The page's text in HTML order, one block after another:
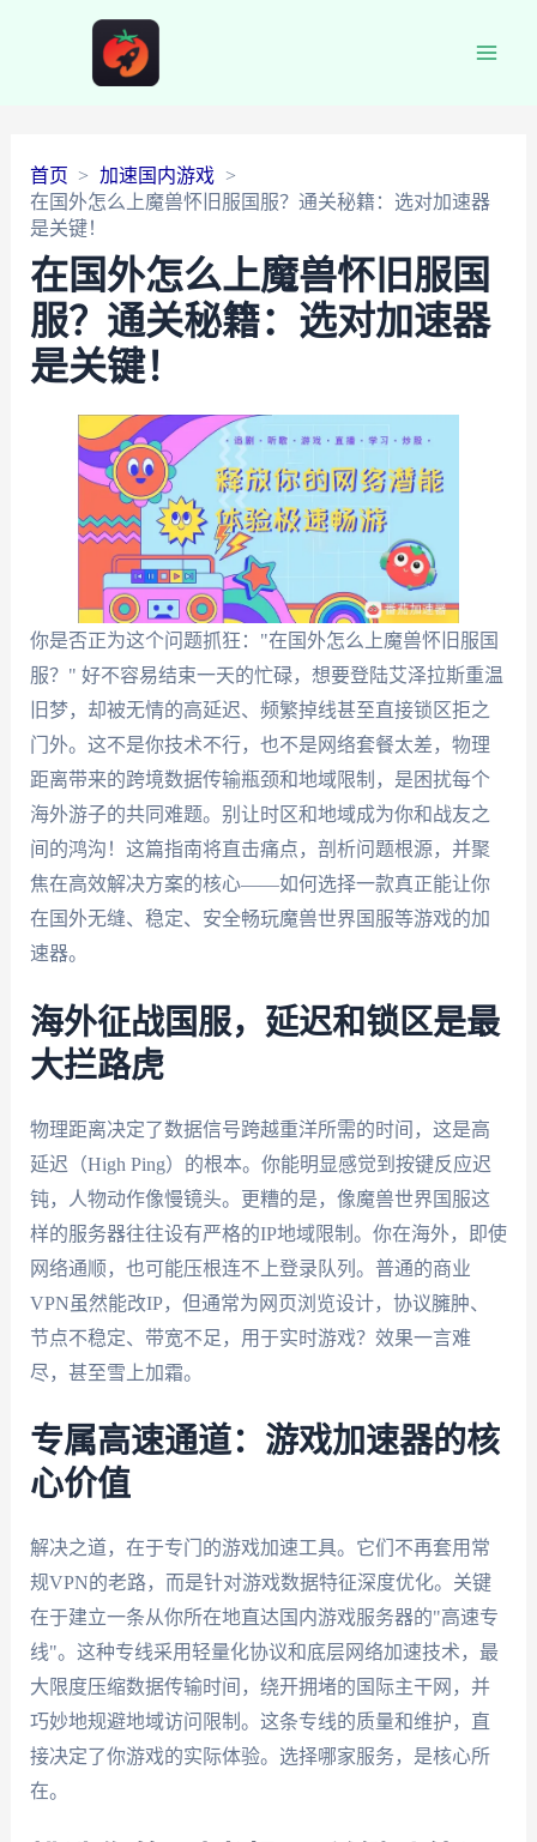
首页
加速国内游戏
在国外怎么上魔兽怀旧服国服？通关秘籍：选对加速器
是关键！
在国外怎么上魔兽怀旧服国
服？通关秘籍：选对加速器
是关键！
你是否正为这个问题抓狂："在国外怎么上魔兽怀旧服国
服？" 好不容易结束一天的忙碌，想要登陆艾泽拉斯重温
旧梦，却被无情的高延迟、频繁掉线甚至直接锁区拒之
门外。这不是你技术不行，也不是网络套餐太差，物理
距离带来的跨境数据传输瓶颈和地域限制，是困扰每个
海外游子的共同难题。别让时区和地域成为你和战友之
间的鸿沟！这篇指南将直击痛点，剖析问题根源，并聚
焦在高效解决方案的核心——如何选择一款真正能让你
在国外无缝、稳定、安全畅玩魔兽世界国服等游戏的加
速器。
海外征战国服，延迟和锁区是最
大拦路虎
物理距离决定了数据信号跨越重洋所需的时间，这是高
延迟（High Ping）的根本。你能明显感觉到按键反应迟
钝，人物动作像慢镜头。更糟的是，像魔兽世界国服这
样的服务器往往设有严格的IP地域限制。你在海外，即使
网络通顺，也可能压根连不上登录队列。普通的商业
VPN虽然能改IP，但通常为网页浏览设计，协议臃肿、
节点不稳定、带宽不足，用于实时游戏？效果一言难
尽，甚至雪上加霜。
专属高速通道：游戏加速器的核
心价值
解决之道，在于专门的游戏加速工具。它们不再套用常
规VPN的老路，而是针对游戏数据特征深度优化。关键
在于建立一条从你所在地直达国内游戏服务器的"高速专
线"。这种专线采用轻量化协议和底层网络加速技术，最
大限度压缩数据传输时间，绕开拥堵的国际主干网，并
巧妙地规避地域访问限制。这条专线的质量和维护，直
接决定了你游戏的实际体验。选择哪家服务，是核心所
在。